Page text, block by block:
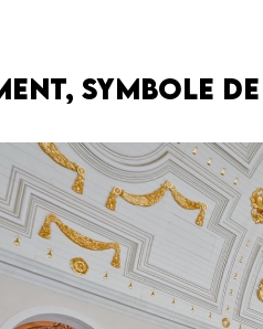
symbole